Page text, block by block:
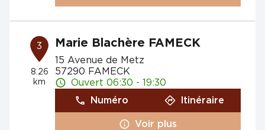
3
8.26
km
Marie Blachère FAMECK
15 Avenue de Metz
57290 FAMECK
Ouvert 06:30 - 19:30
Numéro
Itinéraire
Voir plus